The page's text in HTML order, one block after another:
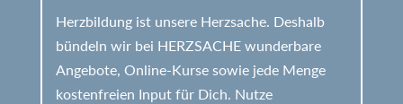
Herzbildung ist unsere Herzsache. Deshalb
bündeln wir bei HERZSACHE wunderbare
Angebote, Online-Kurse sowie jede Menge
kostenfreien Input für Dich. Nutze